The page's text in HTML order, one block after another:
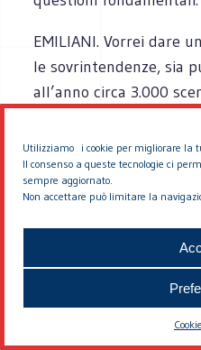
Utilizziamo i cookie per migliorare la
Il consenso a queste tecnologie ci
sempre aggiornato.
Non accettare può limitare la
EMILIANI. Vorrei dare
le sovrintendenze, sia
all’anno circa 3.000
fortuna: 300 architetti
l’Italia. Ed è su queste
silenzio/assenso. Oggi
dell’organismo tecnico
incaricato di dire di sì o
hanno subdelegato i
diventano i certificatori
controllori e controllati